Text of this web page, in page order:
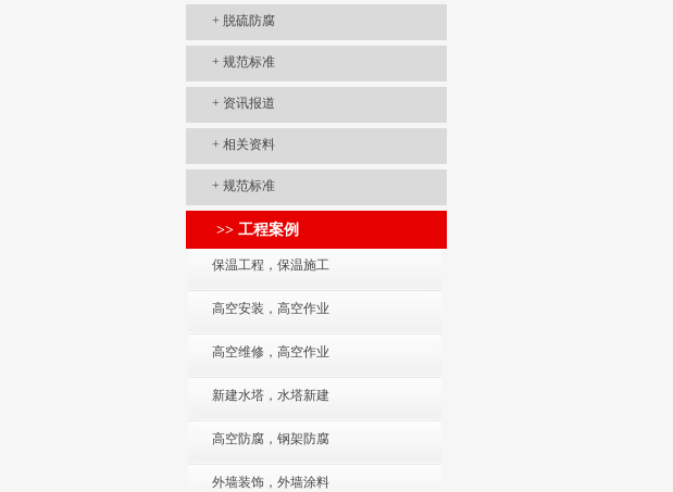
+ 脱硫防腐
+ 规范标准
+ 资讯报道
+ 相关资料
+ 规范标准
>> 工程案例
保温工程，保温施工
高空安装，高空作业
高空维修，高空作业
新建水塔，水塔新建
高空防腐，钢架防腐
外墙装饰，外墙涂料